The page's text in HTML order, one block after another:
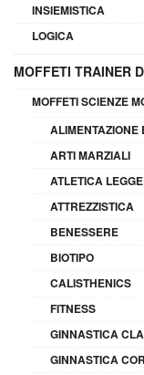
INSIEMISTICA
LOGICA
MOFFETI TRAINER
MOFFETI SCIENZE
ALIMENTAZIONE
ARTI MARZIALI
ATLETICA
ATTREZZISTICA
BENESSERE
BIOTIPO
CALISTHENICS
FITNESS
GINNASTICA
GINNASTICA